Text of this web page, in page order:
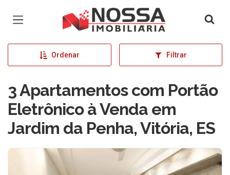
Página inicial
Ordenar Filtrar
3 Apartamentos com Portão
Eletrônico à Venda em
Jardim da Penha, Vitória, ES